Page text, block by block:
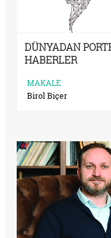
DÜNYADAN
HABERLER
MAKALE
Birol Biçer